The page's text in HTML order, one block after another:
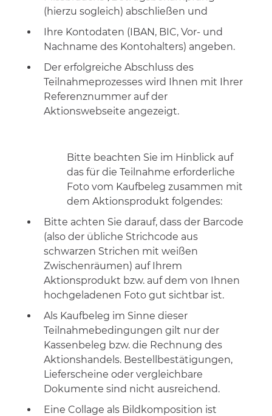
(hierzu sogleich) abschließen und
Ihre Kontodaten (IBAN, BIC, Vor- und
Nachname des Kontohalters) angeben.
Der erfolgreiche Abschluss des
Teilnahmeprozesses wird Ihnen mit Ihrer
Referenznummer auf der
Aktionswebseite angezeigt.
Bitte beachten Sie im Hinblick auf
das für die Teilnahme erforderliche
Foto vom Kaufbeleg zusammen mit
dem Aktionsprodukt folgendes:
Bitte achten Sie darauf, dass der Barcode
(also der übliche Strichcode aus
schwarzen Strichen mit weißen
Zwischenräumen) auf Ihrem
Aktionsprodukt bzw. auf dem von Ihnen
hochgeladenen Foto gut sichtbar ist.
Als Kaufbeleg im Sinne dieser
Teilnahmebedingungen gilt nur der
Kassenbeleg bzw. die Rechnung des
Aktionshandels. Bestellbestätigungen,
Lieferscheine oder vergleichbare
Dokumente sind nicht ausreichend.
Eine Collage als Bildkomposition ist